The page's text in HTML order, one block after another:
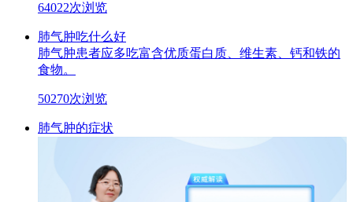
64022次浏览
肺气肿吃什么好
肺气肿患者应多吃富含优质蛋白质、维生素、钙和铁的
食物。
50270次浏览
肺气肿的症状